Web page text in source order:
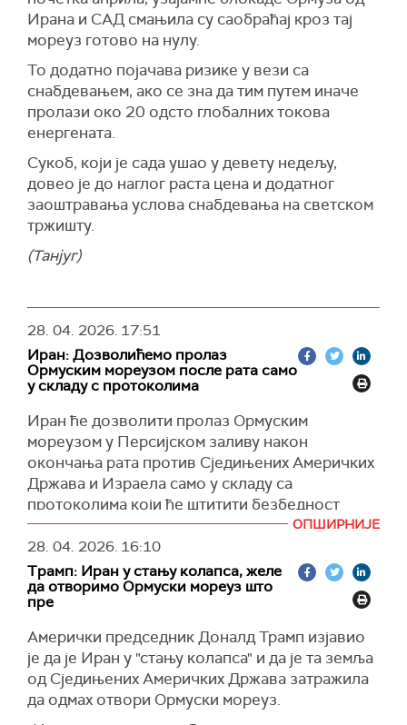
Ирана и САД смањила су саобраћај кроз тај
мореуз готово на нулу.
То додатно појачава ризике у вези са
снабдевањем, ако се зна да тим путем иначе
пролази око 20 одсто глобалних токова
енергената.
Сукоб, који је сада ушао у девету недељу,
довео је до наглог раста цена и додатног
заоштравања услова снабдевања на светском
тржишту.
(Танјуг)
28. 04. 2026. 17:51
Иран: Дозволићемо пролаз
Ормуским мореузом после рата само
у складу с протоколима
Иран ће дозволити пролаз Ормуским
мореузом у Персијском заливу након
окончања рата против Сједињених Америчких
Држава и Израела само у складу са
протоколима који ће штитити безбедност
Ирана, изјавио је заменик министра одбране
те земље Реза Талаеи Ник.
Говорећи на састанку министара одбране
земаља Шангајске организације, он је рекао да
због тренутних ограничења која је увео на
пролаз кроз Ормуски мореуз, али истакао да
су ограничења одговор на америчко-
израелске нападе на земљу, који су почели
ОПШИРНИЈЕ
28. 04. 2026. 16:10
Трамп: Иран у стању колапса, желе
да отворимо Ормуски мореуз што
пре
Амерички председник Доналд Трамп изјавио
је да је Иран у "стању колапса" и да је та земља
од Сједињених Америчких Држава затражила
да одмах отвори Ормуски мореуз.